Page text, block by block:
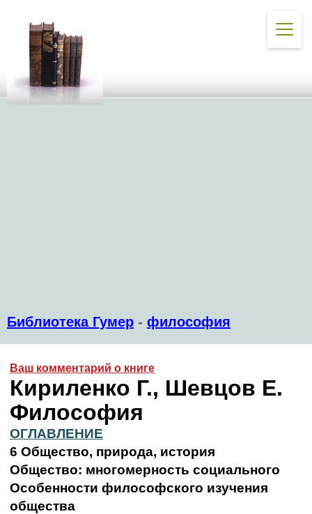
Библиотека Гумер - философия
Ваш комментарий о книге
Кириленко Г., Шевцов Е.
Философия
ОГЛАВЛЕНИЕ
6 Общество, природа, история
Общество: многомерность социального
Особенности философского изучения
общества